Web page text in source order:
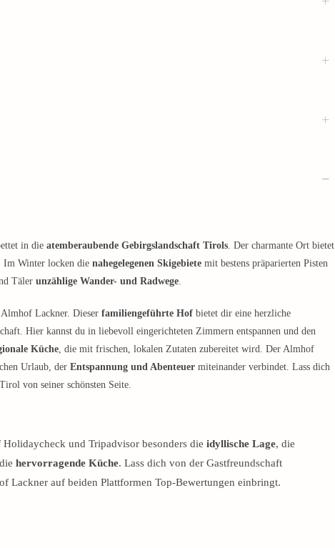
in die atemberaubende Gebirgslandschaft Tirols . Der charmante Ort bietet
Im Winter locken die nahegelegenen Skigebiete mit bestens präparierten Pisten
Täler unzählige Wander- und Radwege
Lackner. Dieser familiengeführte Hof bietet dir eine herzliche
Hier kannst du in liebevoll eingerichteten Zimmern entspannen und den
Küche , die mit frischen, lokalen Zutaten zubereitet wird. Der Almhof
Urlaub, der Entspannung und Abenteuer miteinander verbindet. Lass dich
von seiner schönsten Seite.
Holidaycheck und Tripadvisor besonders die idyllische Lage, die
hervorragende Küche. Lass dich von der Gastfreundschaft
Lackner auf beiden Plattformen Top-Bewertungen einbringt.